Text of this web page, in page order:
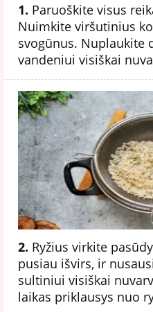
1. Paruoškite visus
Nuimkite viršutinius
svogūnus. Nuplaukite
vandeniui visiškai
2. Ryžius virkite
pusiau išvirs, ir
sultiniui visiškai
laikas priklausys nuo